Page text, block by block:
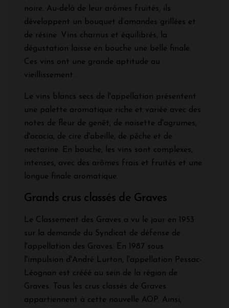
noire. Au-delà de leur arômes fruités, ils
développent un bouquet d’amandes grillées et
de résine. Vins charnus et équilibrés, la
dégustation laisse en bouche une belle finale.
Ces vins ont une grande aptitude au
vieillissement.
Le vins blancs secs de l'appellation présentent
une palette aromatique riche et variée avec des
notes de fleur de genêt, de noisette d'agrumes,
d'acacia, de cire d'abeille, de pêche et de
nectarine. En bouche, les vins sont complexes,
intenses, avec des arômes frais et fruités et une
longue finale aromatique.
Grands crus classés de Graves
Le Classement des Graves a vu le jour en 1953
sur la demande du Syndicat de défense de
l'appellation des Graves. En 1987 sous
l'impulsion d'André Lurton, l'appellation Pessac-
Léognan est crééé au sein de la région de
Graves. Tous les crus classés de Graves
appartiennent à cette nouvelle AOP. Ainsi,